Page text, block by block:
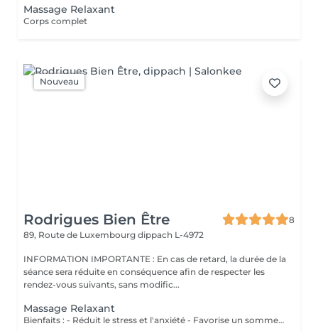
Massage Relaxant
Corps complet
Nouveau
Rodrigues Bien Être
8
89, Route de Luxembourg dippach L-4972
INFORMATION IMPORTANTE : En cas de retard, la durée de la
séance sera réduite en conséquence afin de respecter les
rendez-vous suivants, sans modific...
Massage Relaxant
Bienfaits : - Réduit le stress et l'anxiété - Favorise un sommeil réparateur - Soulage les tensions musculaires - Procure une profonde sensation de bien-être